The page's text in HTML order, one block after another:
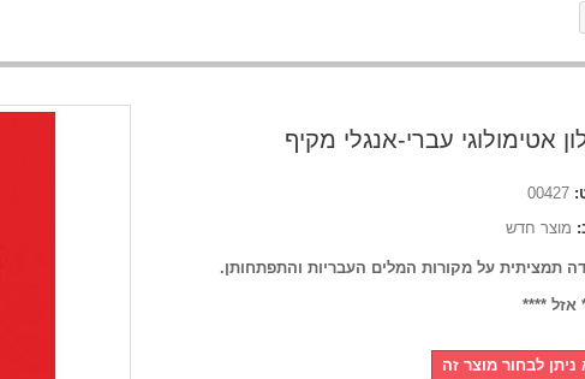
אטימולוגי עברי-אנגלי מקיף
00427
מוצר חדש
תמציתית על מקורות המלים העבריות והתפתחותן.
אזל ****
ניתן לבחור מוצר זה